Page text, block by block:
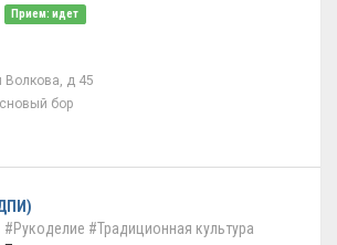
Прием: идет
Волкова, д 45
бор
#Рукоделие #Традиционная культура